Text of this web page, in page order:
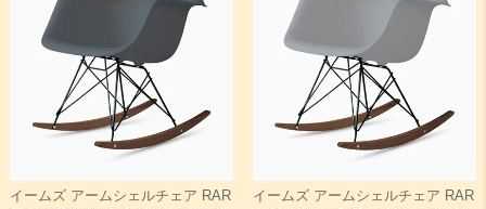
イームズ アームシェルチェア RAR
イームズ アームシェルチェア RAR